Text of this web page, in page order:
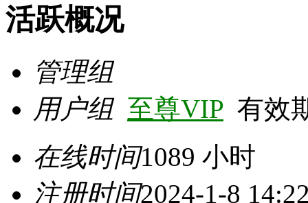
活跃概况
管理组
用户组 至尊VIP 有效
在线时间1089 小时
注册时间2024-1-8